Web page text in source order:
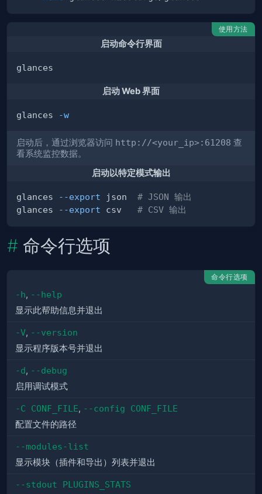
使用方法
启动命令行界面
启动 Web 界面
glances -w
启动后，通过浏览器访问 http://<your_ip>:61208 查
看系统监控数据。
启动以特定模式输出
glances --export json # JSON 输出
glances
--export csv # CSV 输出
命令行选项
命令行选项
-h, --help
显示此帮助信息并退出
-V, --version
显示程序版本号并退出
-d, --debug
启用调试模式
-C CONF_FILE, --config CONF_FILE
配置文件的路径
--modules-list
显示模块（插件和导出）列表并退出
--stdout PLUGINS_STATS